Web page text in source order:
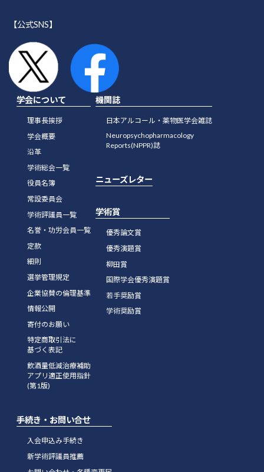
40巻（2005年）
39巻（2004年）
38巻（2003年）
37巻（2002年）
35巻（2000年）
34巻（1999年）
33巻（1998年）
32巻（1997年）
31巻（1996年）
【公式SNS】
学会について
理事長挨拶
学会概要
沿革
学術総会一覧
役員名簿
常設委員会
学術評議員一覧
名誉・功労会員一覧
定款
細則
選挙管理規定
企業協賛の倫理基準
情報公開
寄付のお願い
特定商取引法に
基づく表記
飲酒量低減治療補助
アプリ適正使用指針
(第1版)
機関誌
日本アルコール・薬物医学会雑誌
Neuropsychopharmacology
Reports(NPPR)誌
ニューズレター
学術賞
優秀論文賞
優秀演題賞
柳田賞
国際学会優秀演題賞
若手奨励賞
学術奨励賞
手続き・お問い合せ
入会申込み手続き
新学術評議員推薦